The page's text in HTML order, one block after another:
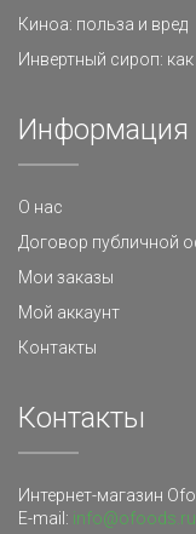
Киноа: польза и вред
Инвертный сироп:
Информация
О нас
Договор публичной
Мои заказы
Мой аккаунт
Контакты
Контакты
Интернет-магазин
E-mail: info@ofoods.ru